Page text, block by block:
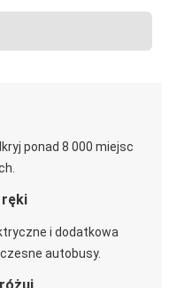
ponad 8 000 miejsc
i dodatkowa
autobusy.